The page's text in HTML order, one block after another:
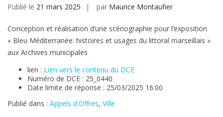
Publié le 21 mars 2025 par Maurice Montaufier
Conception et réalisation d’une scénographie pour l’exposition
« Bleu Méditerranée: histoires et usages du littoral marseillais »
aux Archives municipales
lien : Lien vers le contenu du DCE
Numéro de DCE : 25_0440
Date limite de réponse : 25/03/2025 16:00
Publié dans : Appels d'Offres, Ville